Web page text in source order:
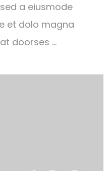
a eiusmode
et dolo magna
doorses …